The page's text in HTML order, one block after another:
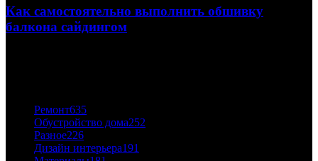
Как самостоятельно выполнить обшивку
балкона сайдингом
Ремонт635
Обустройство дома252
Разное226
Дизайн интерьера191